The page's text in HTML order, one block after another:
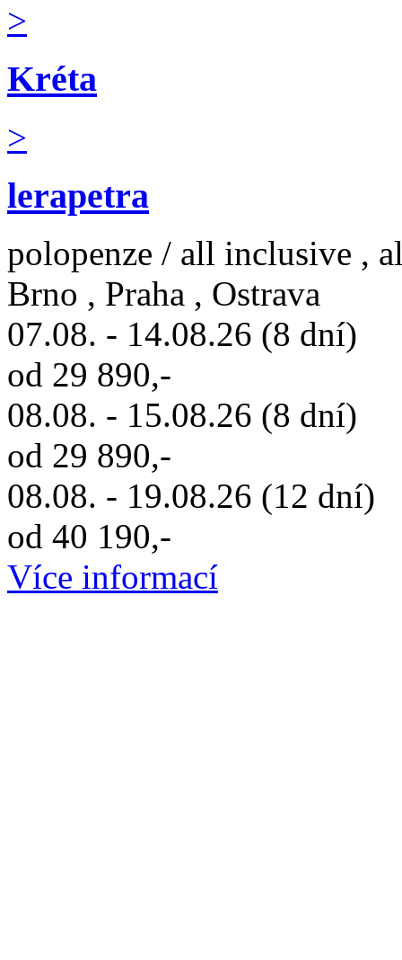
>
Kréta
>
lerapetra
polopenze / all inclusive ,
Brno , Praha , Ostrava
07.08. - 14.08.26 (8 dní)
od 29 890,-
08.08. - 15.08.26 (8 dní)
od 29 890,-
08.08. - 19.08.26 (12 dní)
od 40 190,-
Více informací